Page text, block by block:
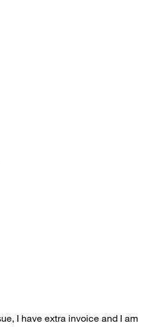
I have extra invoice and I am